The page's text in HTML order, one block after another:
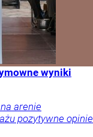
wyniki
arenie
pozytywne opinie